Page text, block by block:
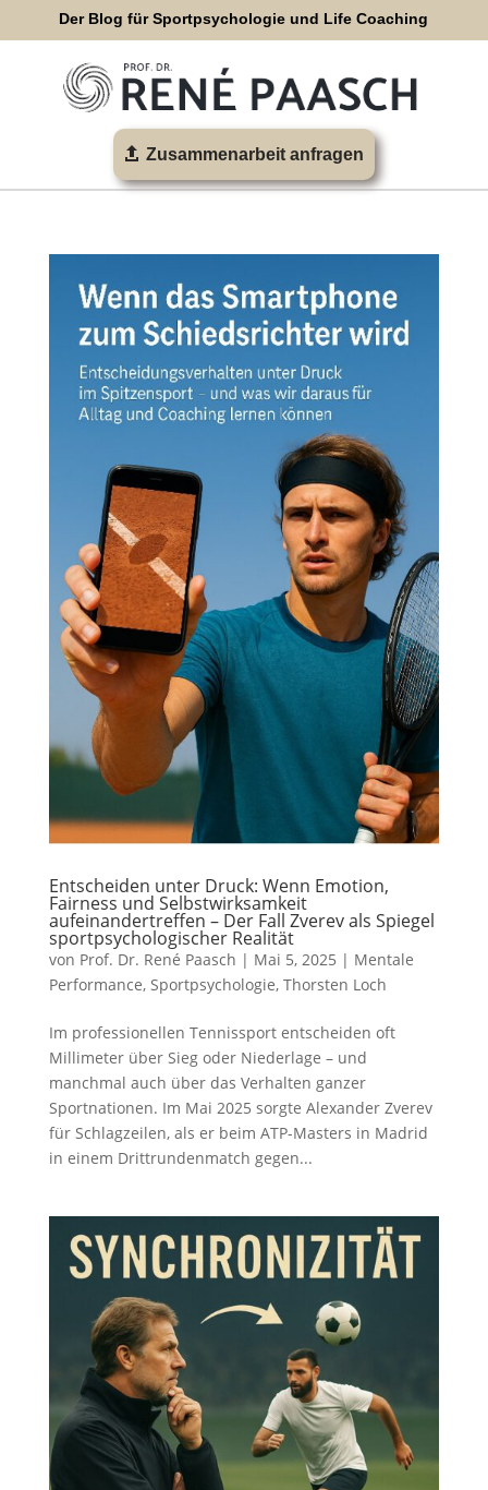
Der Blog für Sportpsychologie und Life Coaching
Zusammenarbeit anfragen
Entscheiden unter Druck: Wenn Emotion,
Fairness und Selbstwirksamkeit
aufeinandertreffen – Der Fall Zverev als Spiegel
sportpsychologischer Realität
von Prof. Dr. René Paasch | Mai 5, 2025 | Mentale
Performance, Sportpsychologie, Thorsten Loch
Im professionellen Tennissport entscheiden oft
Millimeter über Sieg oder Niederlage – und
manchmal auch über das Verhalten ganzer
Sportnationen. Im Mai 2025 sorgte Alexander Zverev
für Schlagzeilen, als er beim ATP-Masters in Madrid
in einem Drittrundenmatch gegen...